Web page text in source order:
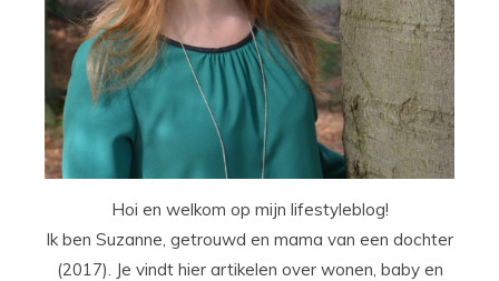
Hoi en welkom op mijn lifestyleblog!
Ik ben Suzanne, getrouwd en mama van een dochter
(2017). Je vindt hier artikelen over wonen, baby en